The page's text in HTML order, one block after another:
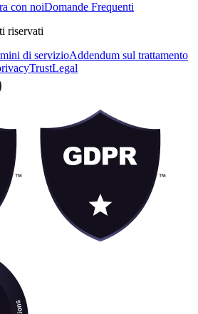
con noiDomande Frequenti
riservati
di servizioAddendum sul trattamento
TrustLegal